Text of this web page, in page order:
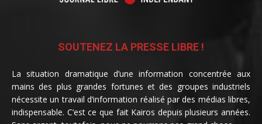
SOUTENEZ LA PRESSE LIBRE !
La situation dramatique d’une information concentrée aux
mains des plus grandes fortunes et des groupes industriels
nécessite un travail d’information réalisé par des médias libres,
indispensable. C’est ce que fait Kairos depuis plusieurs années.